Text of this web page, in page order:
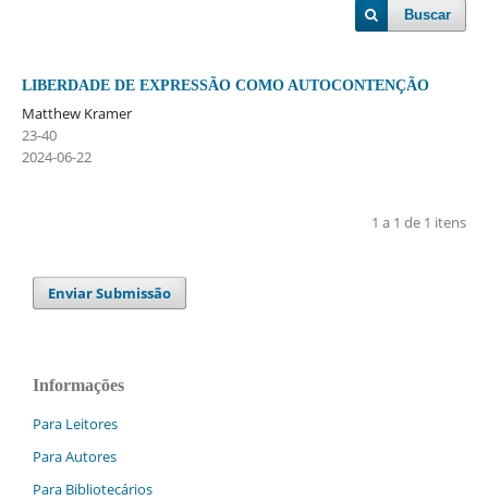
Buscar
LIBERDADE DE EXPRESSÃO COMO AUTOCONTENÇÃO
Matthew Kramer
23-40
2024-06-22
1 a 1 de 1 itens
Enviar Submissão
Informações
Para Leitores
Para Autores
Para Bibliotecários